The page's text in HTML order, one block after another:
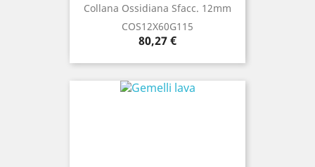
Collana Ossidiana Sfacc. 12mm
COS12X60G115
Prezzo
80,27 €